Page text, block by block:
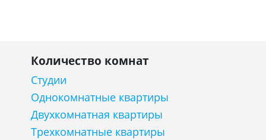
Количество комнат
Студии
Однокомнатные квартиры
Двухкомнатная квартиры
Трехкомнатные квартиры